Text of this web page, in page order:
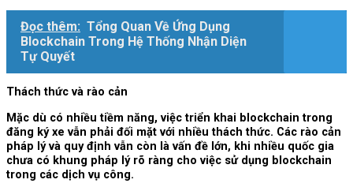
Đọc thêm: Tổng Quan Về Ứng Dụng
Blockchain Trong Hệ Thống Nhận Diện
Tự Quyết
Thách thức và rào cản
Mặc dù có nhiều tiềm năng, việc triển khai blockchain trong
đăng ký xe vẫn phải đối mặt với nhiều thách thức. Các rào cản
pháp lý và quy định vẫn còn là vấn đề lớn, khi nhiều quốc gia
chưa có khung pháp lý rõ ràng cho việc sử dụng blockchain
trong các dịch vụ công.